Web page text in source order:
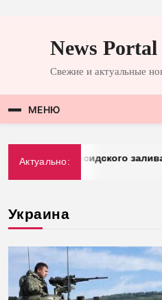
содержимомуNews Portal
Свежие и актуальные
МЕНЮ
Актуально:
стран Персидского залива
Украина